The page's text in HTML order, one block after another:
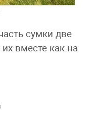
сумки две
вместе как на